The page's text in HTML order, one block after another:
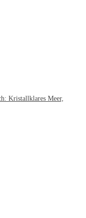
Kristallklares Meer,